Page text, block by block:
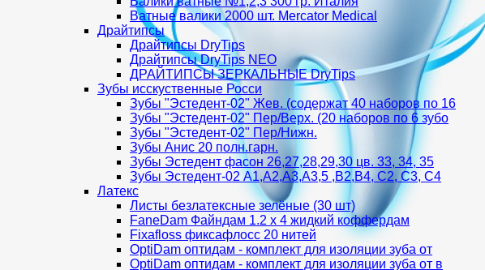
Ватные валики 2000 шт. Mercator Medical
Драйтипсы
Драйтипсы DryTips
Драйтипсы DryTips NEO
ДРАЙТИПСЫ ЗЕРКАЛЬНЫЕ DryTips
Зубы исскуственные Росси
Зубы "Эстедент-02" Жев. (содержат 40 наборов по 16
Зубы "Эстедент-02" Пер/Верх. (20 наборов по 6 зубо
Зубы "Эстедент-02" Пер/Нижн.
Зубы Анис 20 полн.гарн.
Зубы Эстедент фасон 26,27,28,29,30 цв. 33, 34, 35
Зубы Эстедент-02 А1,А2,А3,А3,5 ,В2,В4, С2, С3, С4
Латекс
Листы безлатексные зелёные (30 шт)
FaneDam Файндам 1.2 х 4 жидкий коффердам
Fixafloss фиксафлосс 20 нитей
OptiDam оптидам - комплект для изоляции зуба от
OptiDam оптидам - комплект для изоляции зуба от в